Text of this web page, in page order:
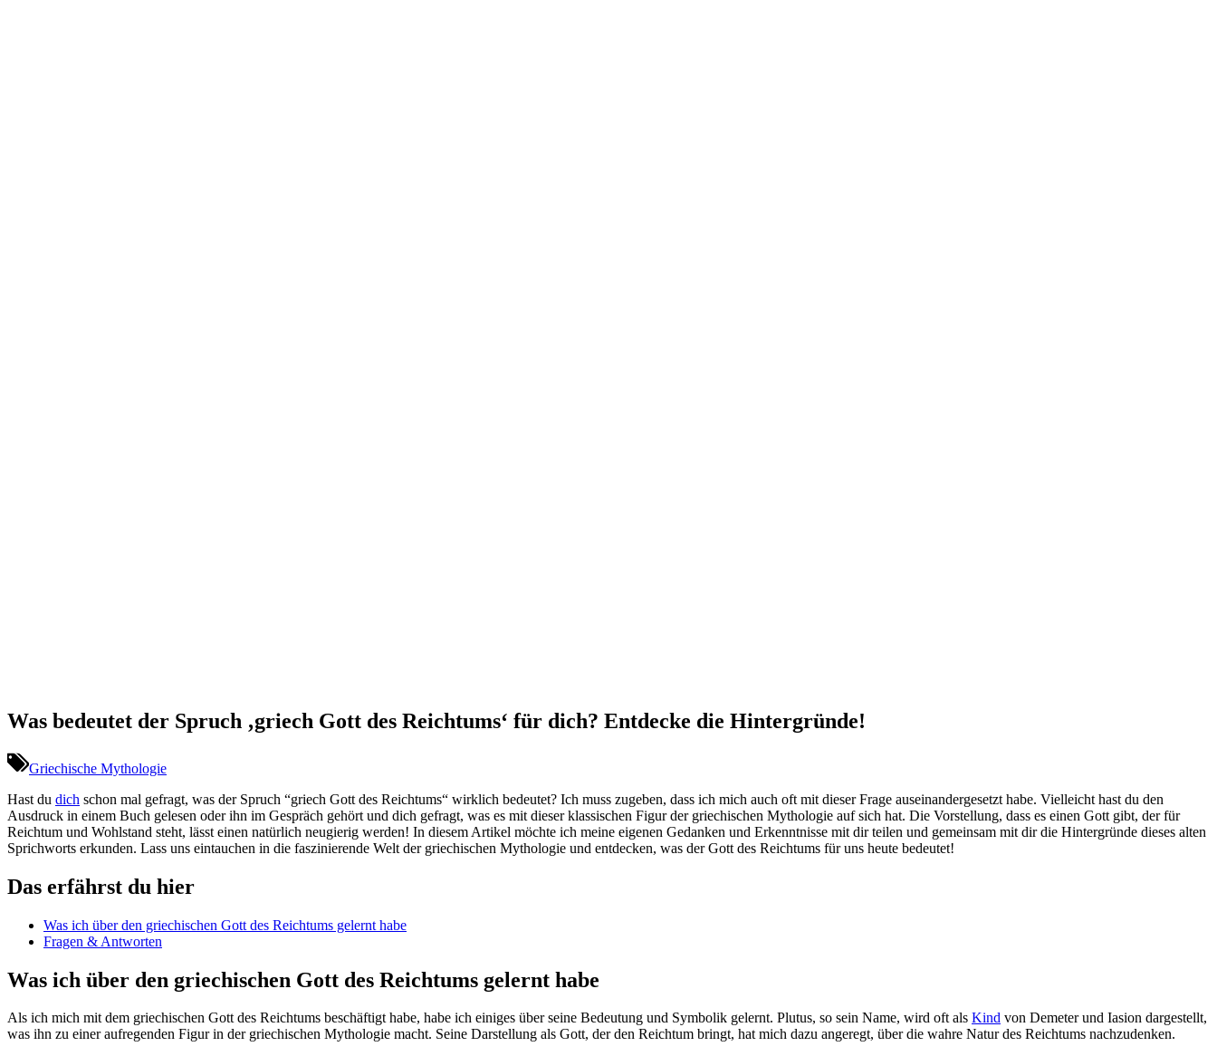
Was bedeutet der Spruch ‚griech Gott des Reichtums‘ für dich? Entdecke die Hintergründe!
Griechische Mythologie
Hast du dich schon mal⁤ gefragt, was der Spruch ‌“griech Gott des Reichtums“ ⁤wirklich bedeutet? Ich muss zugeben, dass ich mich auch oft mit dieser Frage⁤ auseinandergesetzt habe. Vielleicht hast du ⁤den
Ausdruck in einem Buch gelesen oder ihn im Gespräch gehört und dich gefragt, was es mit‌ dieser⁤ klassischen ​Figur der griechischen Mythologie auf sich hat. Die Vorstellung, dass es⁢ einen Gott gibt, der für‍
Reichtum⁣ und Wohlstand steht, ​lässt einen natürlich neugierig werden! In diesem Artikel⁢ möchte ich meine eigenen Gedanken und Erkenntnisse mit dir ​teilen‍ und gemeinsam mit dir‌ die Hintergründe ⁣dieses alten⁣
Sprichworts erkunden. Lass uns‌ eintauchen in ‌die‌ faszinierende ⁣Welt der ⁤griechischen Mythologie und entdecken, was der Gott​ des Reichtums für⁣ uns heute bedeutet!
Das ⁤erfährst du​ hier
Was ich über den ⁢griechischen Gott des Reichtums⁤ gelernt habe
Fragen & Antworten
Was ich ‌über den griechischen Gott des⁤ Reichtums gelernt habe
Als ich mich mit dem griechischen Gott des Reichtums beschäftigt habe, habe‍ ich ⁢einiges ​über ⁢seine‍ Bedeutung und Symbolik‍ gelernt.⁢ Plutus, so sein⁤ Name, ‌wird oft als Kind von ‍Demeter und Iasion ⁤dargestellt,
was⁢ ihn​ zu einer aufregenden Figur in der griechischen⁣ Mythologie macht. Seine Darstellung als Gott, ⁢der den Reichtum bringt,​ hat mich ⁤dazu angeregt, über die wahre Natur des ​Reichtums nachzudenken.